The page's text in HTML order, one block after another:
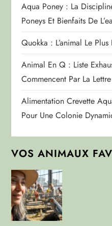
Aqua Poney : La
Poneys Et Bienfaits De
Quokka : L’animal Le
Animal En Q : Liste
Commencent Par La
Alimentation Crevette
Pour Une Colonie
VOS ANIMAUX